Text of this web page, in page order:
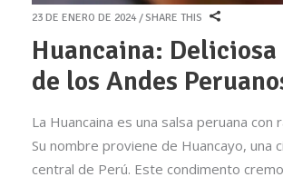
23 DE ENERO DE 2024 SHARE THIS
Huancaina:
de los Andes
La Huancaina es una salsa peruana con
Su nombre proviene de Huancayo, una
central de Perú. Este condimento